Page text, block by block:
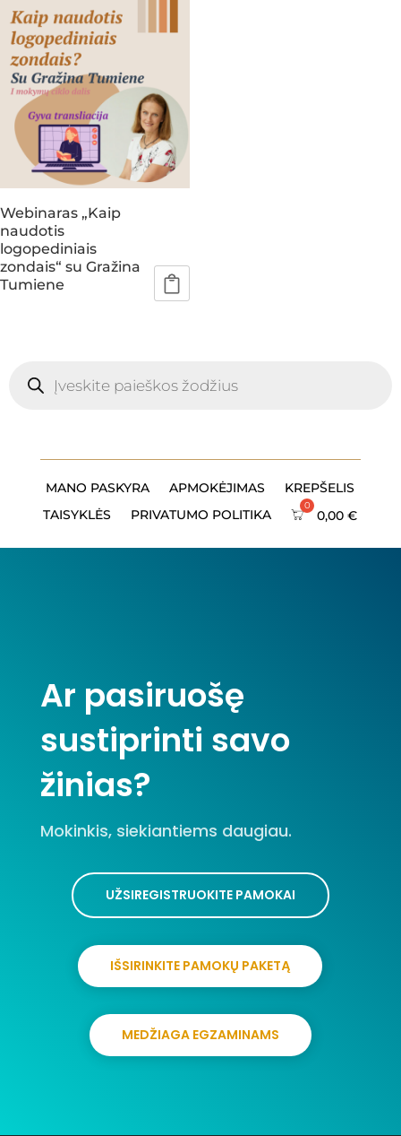
Webinaras „Kaip
naudotis
logopediniais
zondais“ su Gražina
Tumiene
search
MANO PASKYRA APMOKĖJIMAS
KREPŠELIS
TAISYKLĖS
PRIVATUMO POLITIKA 0,00€
Ar pasiruošę
sustiprinti savo
žinias?
Mokinkis, siekiantiems daugiau.
UŽSIREGISTRUOKITE PAMOKAI
IŠSIRINKITE PAMOKŲ PAKETĄ
MEDŽIAGA EGZAMINAMS